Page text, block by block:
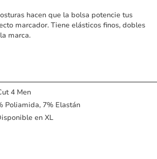
hacen que la bolsa potencie tus
marcador. Tiene elásticos finos, dobles
marca.
4 Men
Poliamida, 7% Elastán
en XL